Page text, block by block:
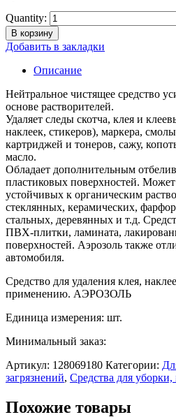
Quantity:
В корзину
Добавить в закладки
Описание
Нейтральное чистящее средство
основе растворителей.
Удаляет следы скотча, клея и
наклеек, стикеров), маркера,
картриджей и тонеров, сажу,
масло.
Обладает дополнительным
пластиковых поверхностей.
устойчивых к органическим
стеклянных, керамических,
стальных, деревянных и т.д.
ПВХ-плитки, ламината,
поверхностей. Аэрозоль также
автомобиля.
Средство для удаления клея,
применению. АЭРОЗОЛЬ
Единица измерения: шт.
Минимальный заказ:
Артикул: 128069180 Категории:
загрязнений, Средства для
Похожие товары